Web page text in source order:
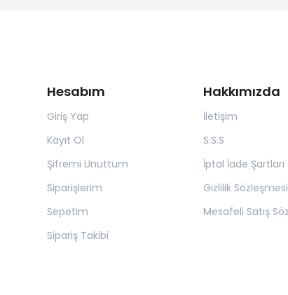
Hesabım
Giriş Yap
Kayıt Ol
Şifremi Unuttum
Siparişlerim
Sepetim
Sipariş Takibi
Hakkımızda
İletişim
S.S.S
İptal İade Şartları
Gizlilik Sözleşmesi
Mesafeli Satış